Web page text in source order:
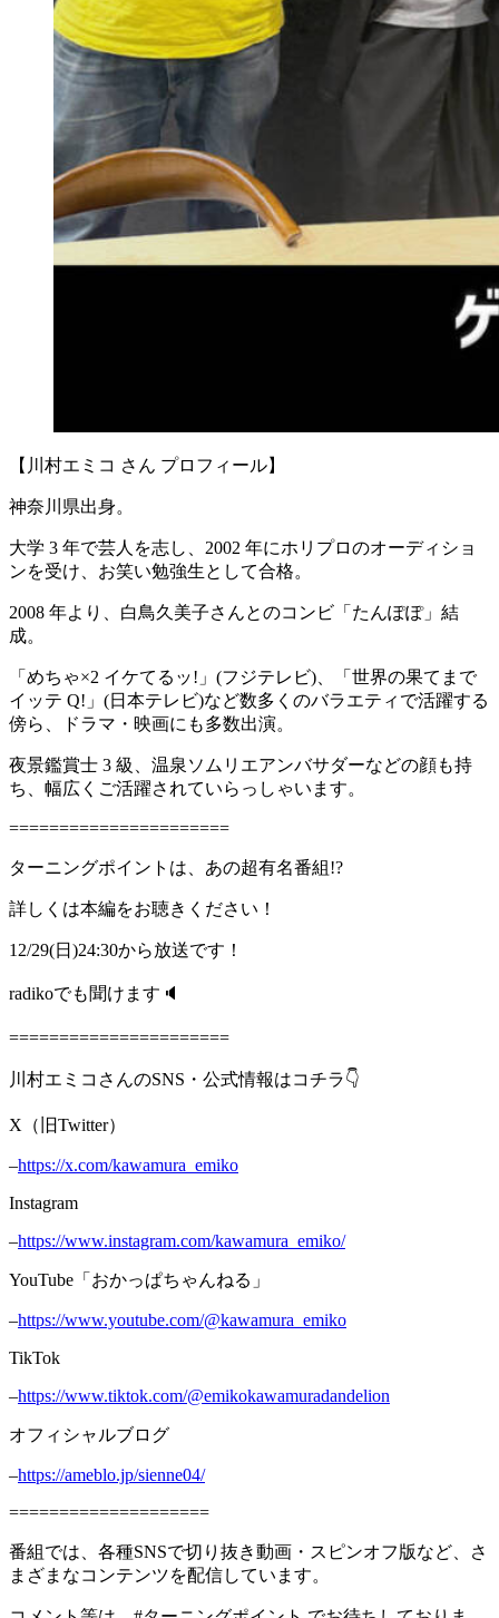
【川村エミコ さん プロフィール】
神奈川県出身。
大学 3 年で芸人を志し、2002 年にホリプロのオーディショ
ンを受け、お笑い勉強生として合格。
2008 年より、白鳥久美子さんとのコンビ「たんぽぽ」結
成。
「めちゃ×2 イケてるッ!」(フジテレビ)、「世界の果てまで
イッテ Q!」(日本テレビ)など数多くのバラエティで活躍する
傍ら、ドラマ・映画にも多数出演。
夜景鑑賞士 3 級、温泉ソムリエアンバサダーなどの顔も持
ち、幅広くご活躍されていらっしゃいます。
======================
ターニングポイントは、あの超有名番組!?
詳しくは本編をお聴きください！
12/29(日)24:30から放送です！
radikoでも聞けます🔈
======================
川村エミコさんのSNS・公式情報はコチラ👇
X（旧Twitter）
–https://x.com/kawamura_emiko
Instagram
–https://www.instagram.com/kawamura_emiko/
YouTube「おかっぱちゃんねる」
–https://www.youtube.com/@kawamura_emiko
TikTok
–https://www.tiktok.com/@emikokawamuradandelion
オフィシャルブログ
–https://ameblo.jp/sienne04/
====================
番組では、各種SNSで切り抜き動画・スピンオフ版など、さ
まざまなコンテンツを配信しています。